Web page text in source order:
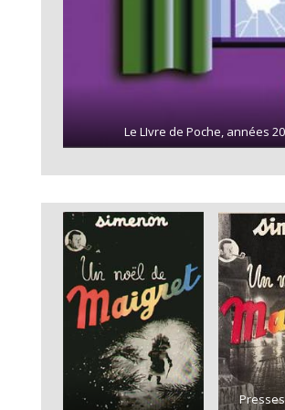
Le LIvre de Poche, années